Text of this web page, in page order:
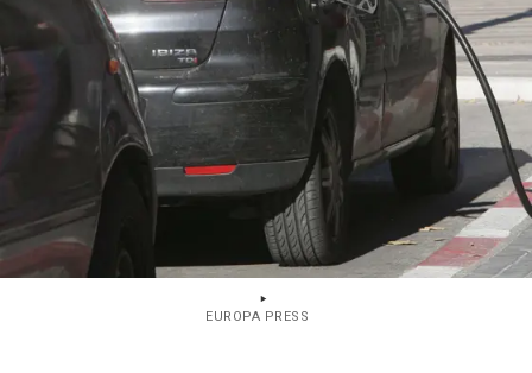
EUROPA PRESS